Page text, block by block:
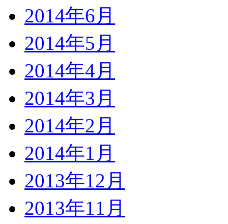
2014年6月
2014年5月
2014年4月
2014年3月
2014年2月
2014年1月
2013年12月
2013年11月